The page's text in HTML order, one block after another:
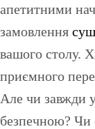
апетитними
замовлення
вашого столу.
приємного
Але чи завжди
безпечною? Чи